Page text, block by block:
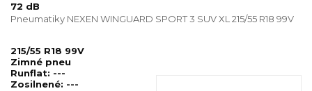
72 dB
Pneumatiky NEXEN WINGUARD SPORT 3 SUV XL 215/55 R18 99V
215/55 R18 99V
Zimné pneu
Runflat: ---
Zosilnené: ---